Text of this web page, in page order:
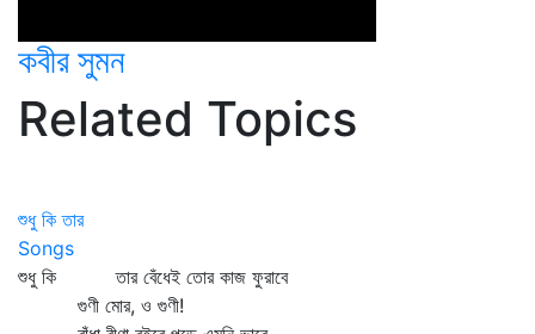
কবীর সুমন
Related Topics
শুধু কি তার
Songs
শুধু কি তার বেঁধেই তোর কাজ ফুরাবে
গুণী মোর, ও গুণী!